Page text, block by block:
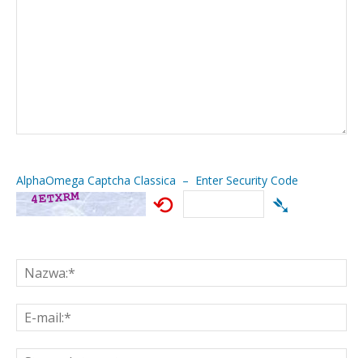
AlphaOmega Captcha Classica – Enter Security Code
⟲ ➴